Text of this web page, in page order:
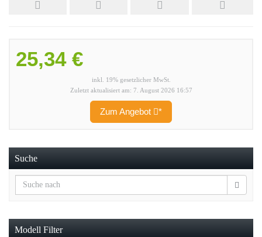
25,34 €
inkl. 19% gesetzlicher MwSt.
Zuletzt aktualisiert am: 7. August 2026 16:57
Zum Angebot *
Suche
Modell Filter